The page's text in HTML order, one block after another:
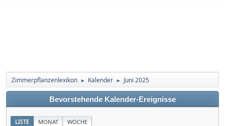
Zimmerpflanzenlexikon ► Kalender ► Juni 2025
Bevorstehende Kalender-Ereignisse
LISTE MONAT WOCHE